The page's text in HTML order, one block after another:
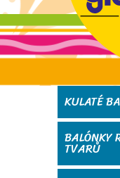
KULATÉ
BALÓNKY
TVARŮ